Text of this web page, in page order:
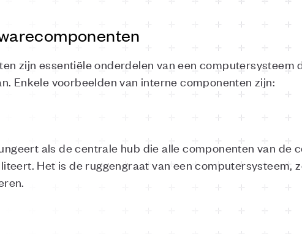
zijn essentiële onderdelen van een computersysteem
Enkele voorbeelden van interne componenten zijn:
als de centrale hub die alle componenten van de
Het is de ruggengraat van een computersysteem,